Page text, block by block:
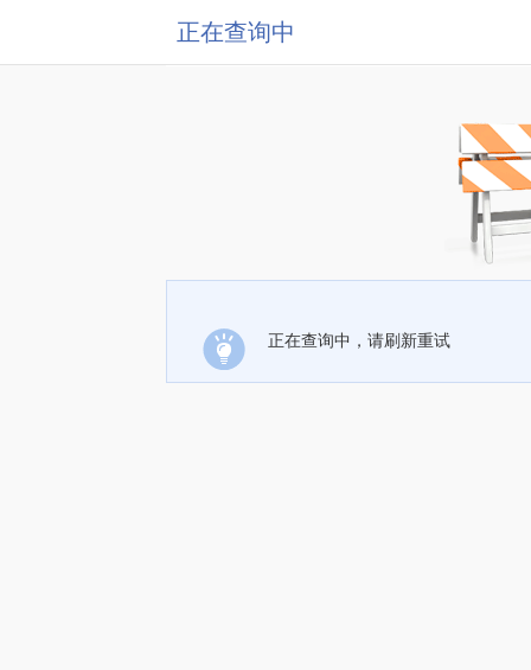
正在查询中
正在查询中，请刷新重试